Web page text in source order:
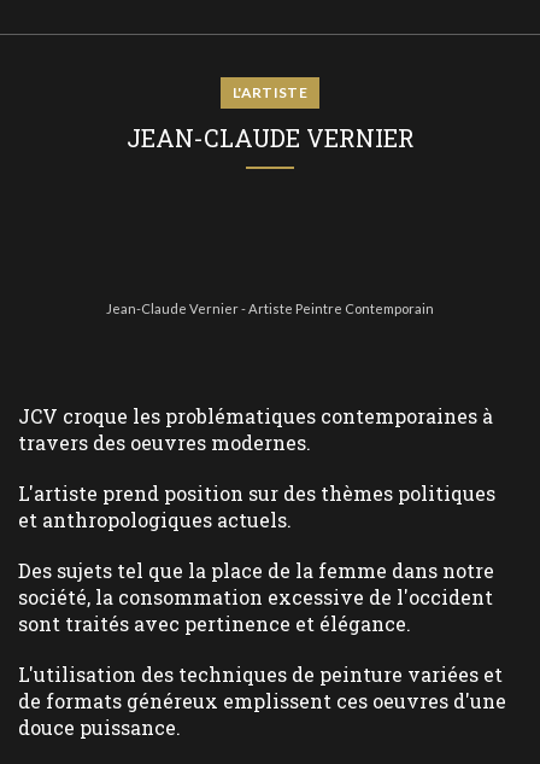
L'ARTISTE
JEAN-CLAUDE VERNIER
Jean-Claude Vernier - Artiste Peintre Contemporain
JCV croque les problématiques contemporaines à
travers des oeuvres modernes.
L'artiste prend position sur des thèmes politiques
et anthropologiques actuels.
Des sujets tel que la place de la femme dans notre
société, la consommation excessive de l'occident
sont traités avec pertinence et élégance.
L'utilisation des techniques de peinture variées et
de formats généreux emplissent ces oeuvres d'une
douce puissance.